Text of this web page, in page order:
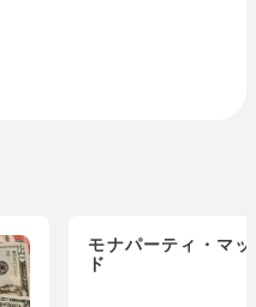
モナパーティ・マ
ド